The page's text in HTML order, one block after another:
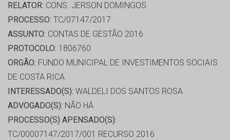
RELATOR: CONS. JERSON DOMINGOS
PROCESSO: TC/07147/2017
ASSUNTO: CONTAS DE GESTÃO 2016
PROTOCOLO: 1806760
ORGÃO: FUNDO MUNICIPAL DE INVESTIMENTOS SOCIAIS
DE COSTA RICA
INTERESSADO(S): WALDELI DOS SANTOS ROSA
ADVOGADO(S): NÃO HÁ
PROCESSO(S) APENSADO(S):
TC/00007147/2017/001 RECURSO 2016